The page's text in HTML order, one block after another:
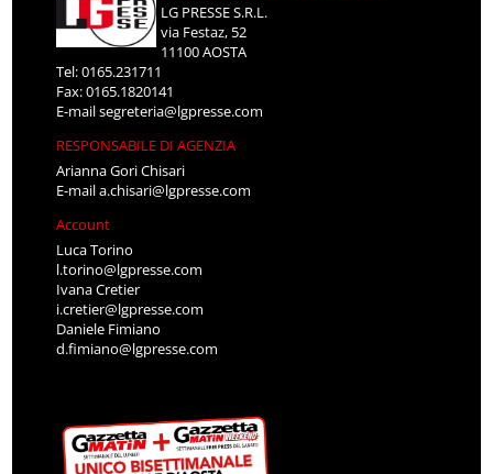
LG PRESSE S.R.L.
via Festaz, 52
11100 AOSTA
Tel: 0165.231711
Fax: 0165.1820141
E-mailsegreteria@lgpresse.com
RESPONSABILE DI AGENZIA
Arianna Gori Chisari
E-maila.chisari@lgpresse.com
Account
Luca Torino
l.torino@lgpresse.com
Ivana Cretier
i.cretier@lgpresse.com
Daniele Fimiano
d.fimiano@lgpresse.com